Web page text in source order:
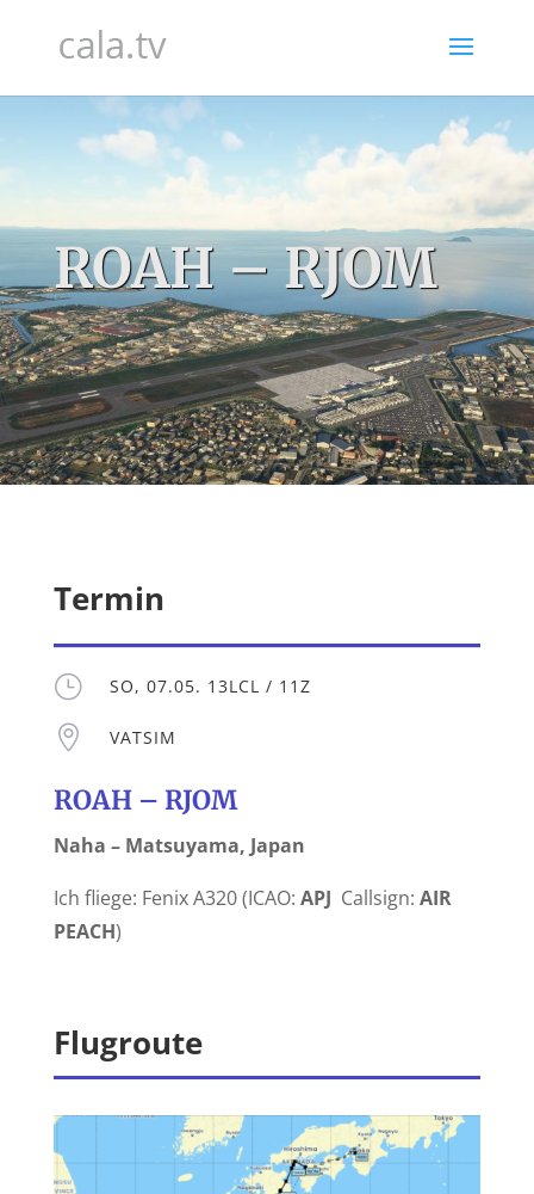
ROAH – RJOM
Termin
} SO, 07.05. 13LCL / 11Z
 VATSIM
ROAH – RJOM
Naha – Matsuyama, Japan
Ich fliege: Fenix A320 (ICAO: APJ Callsign: AIR
PEACH)
Flugroute